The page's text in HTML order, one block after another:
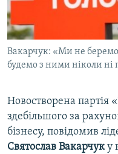
ВІДЕОУРОКИ «ELIFBE»
СВІДЧЕННЯ ОКУПАЦІЇ
УКРАЇНСЬКА ПРОБЛЕМА
Русский
Qırımtatar
Усі сайти RFE/RL
Вакарчук: «Ми не беремо
будемо з ними ніколи ні
Новостворена партія
здебільшого за
бізнесу, повідомив
Святослав Вакарчуку